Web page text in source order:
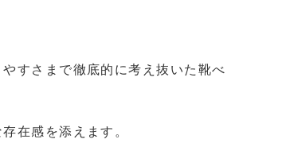
すさまで徹底的に考え抜いた靴べ
在感を添えます。